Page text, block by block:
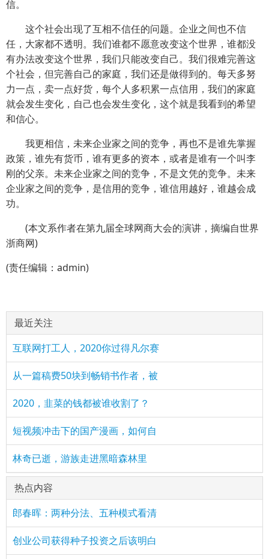
信。
这个社会出现了互相不信任的问题。企业之间也不信
任，大家都不透明。我们谁都不愿意改变这个世界，谁都没
有办法改变这个世界，我们只能改变自己。我们很难完善这
个社会，但完善自己的家庭，我们还是做得到的。每天多努
力一点，卖一点好货，每个人多积累一点信用，我们的家庭
就会发生变化，自己也会发生变化，这个就是我看到的希望
和信心。
我更相信，未来企业家之间的竞争，再也不是谁先掌握
政策，谁先有货币，谁有更多的资本，或者是谁有一个叫李
刚的父亲。未来企业家之间的竞争，不是文凭的竞争。未来
企业家之间的竞争，是信用的竞争，谁信用越好，谁越会成
功。
(本文系作者在第九届全球网商大会的演讲，摘编自世界
浙商网)
(责任编辑：admin)
最近关注
互联网打工人，2020你过得凡尔赛
从一篇稿费50块到畅销书作者，被
2020，韭菜的钱都被谁收割了？
短视频冲击下的国产漫画，如何自
林奇已逝，游族走进黑暗森林里
热点内容
郎春晖：两种分法、五种模式看清
创业公司获得种子投资之后该明白